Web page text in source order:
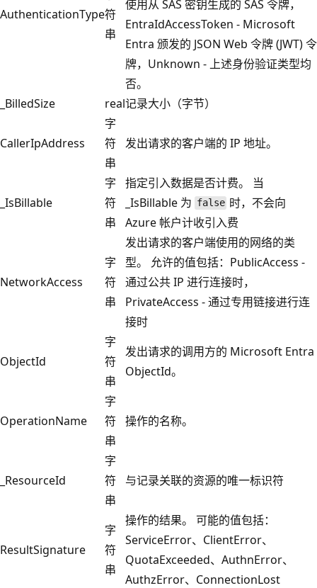
AuthenticationType符
串
使用从 SAS 密钥生成的 SAS 令牌，
EntraIdAccessToken - Microsoft
Entra 颁发的 JSON Web 令牌 (JWT) 令
牌，Unknown - 上述身份验证类型均
否。
_BilledSize
real记录大小（字节）
CallerIpAddress
字
符
串
发出请求的客户端的 IP 地址。
_IsBillable
字
符
串
指定引入数据是否计费。 当
_IsBillable 为 false 时，不会向
Azure 帐户计收引入费
NetworkAccess
字
符
串
发出请求的客户端使用的网络的类
型。 允许的值包括：PublicAccess -
通过公共 IP 进行连接时，
PrivateAccess - 通过专用链接进行连
接时
ObjectId
字
符
串
发出请求的调用方的 Microsoft Entra
ObjectId。
OperationName
字
符
串
操作的名称。
_ResourceId
字
符
串
与记录关联的资源的唯一标识符
ResultSignature
字
符
串
操作的结果。 可能的值包括：
ServiceError、ClientError、
QuotaExceeded、AuthnError、
AuthzError、ConnectionLost